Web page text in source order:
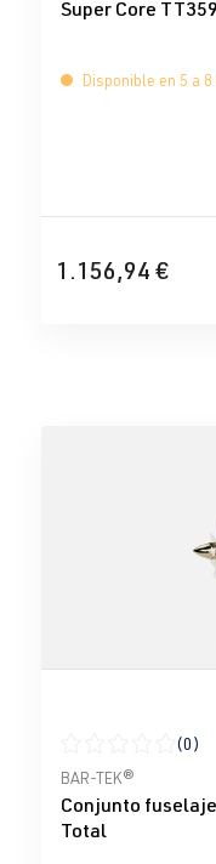
Super Core
Disponible en 5 a 8
1.156,94 €
Calificación
(0)
BAR-TEK®
Conjunto
Total